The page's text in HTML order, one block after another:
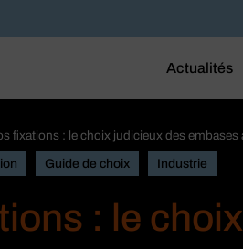
Actualités
fixations : le choix judicieux des embases
Guide de choix Industrie
: le